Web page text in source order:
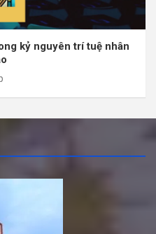
kỷ nguyên trí tuệ nhân